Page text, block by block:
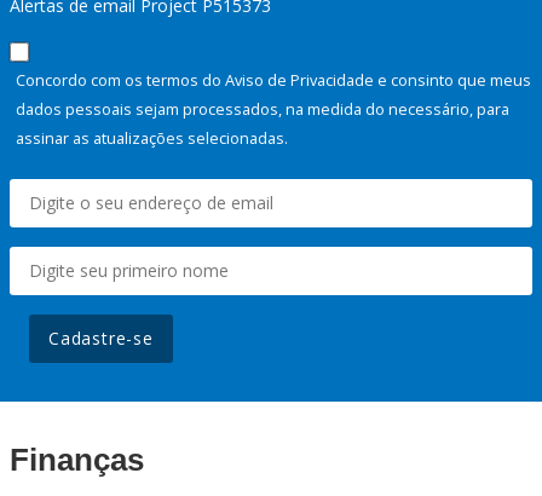
Alertas de email Project P515373
Concordo com os termos do Aviso de Privacidade e consinto que meus
dados pessoais sejam processados, na medida do necessário, para
assinar as atualizações selecionadas.
Cadastre-se
Finanças